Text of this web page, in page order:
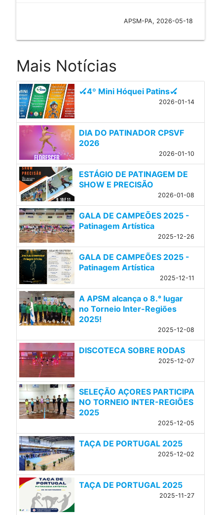
APSM-PA, 2026-05-18
Mais Notícias
🏑4º Mini Hóquei Patins🏑
2026-01-14
DIA DO PATINADOR CPSVF
2026
2026-01-10
ESTÁGIO DE PATINAGEM DE
SHOW E PRECISÃO
2026-01-08
GALA DE CAMPEÕES 2025 -
Patinagem Artística
2025-12-26
GALA DE CAMPEÕES 2025 -
Patinagem Artística
2025-12-11
A APSM alcança o 8.° lugar
no Torneio Inter-Regiões
2025!
2025-12-08
DISCOTECA SOBRE RODAS
2025-12-07
SELEÇÃO AÇORES PARTICIPA
NO TORNEIO INTER-REGIÕES
2025
2025-12-05
TAÇA DE PORTUGAL 2025
2025-12-02
TAÇA DE PORTUGAL 2025
2025-11-27